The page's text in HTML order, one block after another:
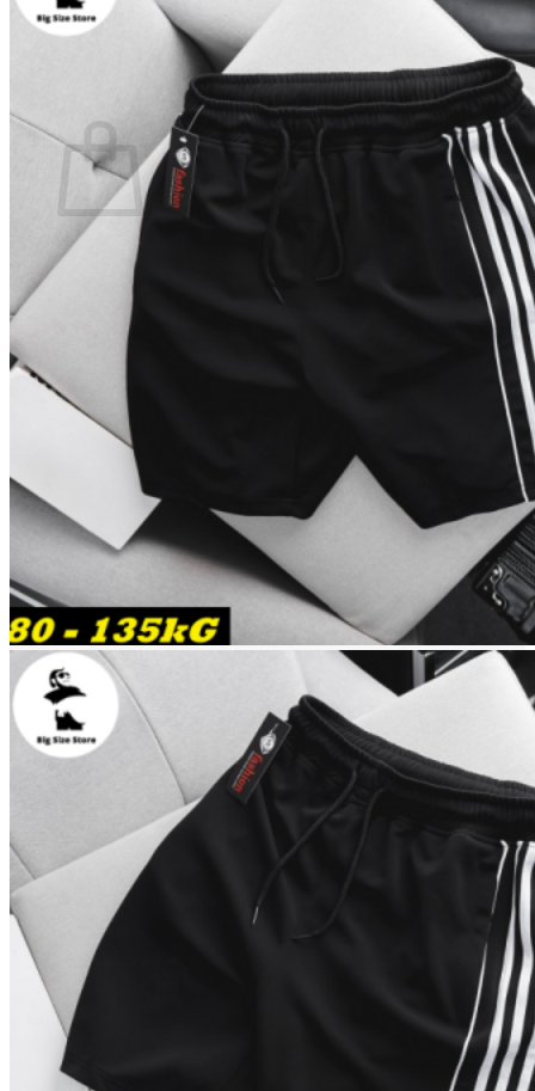
Quay trở lại cửa hàng
Chưa có sản phẩm trong giỏ hàng.